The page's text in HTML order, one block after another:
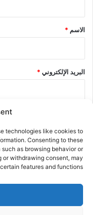
technologies like cookies to
Consenting to these
as browsing behavior or
or withdrawing consent, may
features and functions.
*
الاسم *
البريد الإلكتروني*
احفظ اسمي، بريدي
لاستخدامها المرة المقبلة في